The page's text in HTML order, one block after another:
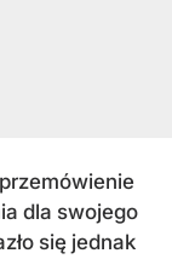
dla swojego
się jednak